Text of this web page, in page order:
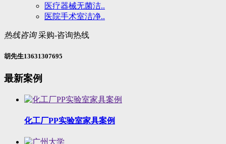
医疗器械无菌洁..
医院手术室洁净..
热线咨询 采购-咨询热线
胡先生13631307695
最新案例
化工厂PP实验室家具案例